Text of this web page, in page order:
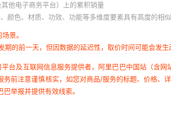
他电子商务平台）上的累积销量
颜色、材质、功效、功能等多维度要素具有高度的相
景。
的前一天，但因数据的延迟性，取价时间可能会发
台及互联网信息服务提供者，阿里巴巴中国站（含
前注意谨慎核实，如您对商品/服务的标题、价格
举报并提供有效线索。